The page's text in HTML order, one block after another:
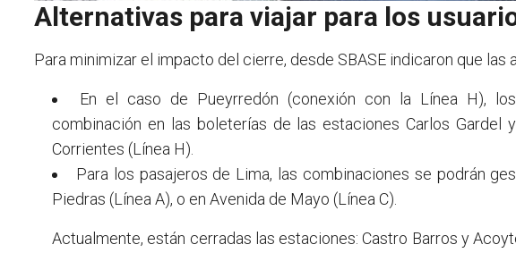
Alternativas para viajar para los
Para minimizar el impacto del cierre, desde SBASE indicaron que las
En el caso de Pueyrredón (conexión con la Línea H),
combinación en las boleterías de las estaciones Carlos Gardel
Corrientes (Línea H).
Para los pasajeros de Lima, las combinaciones se podrán
Piedras (Línea A), o en Avenida de Mayo (Línea C).
Actualmente, están cerradas las estaciones: Castro Barros y